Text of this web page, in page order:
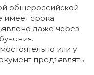
общероссийской
имеет срока
даже через
или у
предъявлять